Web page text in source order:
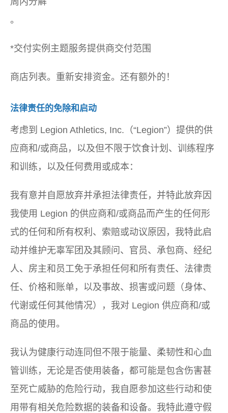
。
*交付实例主题服务提供商交付范围
商店列表。重新安排资金。还有额外的！
法律责任的免除和启动
考虑到 Legion Athletics, Inc.（“Legion”）提供的供
应商和/或商品，以及但不限于饮食计划、训练程序
和训练，以及任何费用或成本：
我有意并自愿放弃并承担法律责任，并特此放弃因
我使用 Legion 的供应商和/或商品而产生的任何形
式的任何和所有权利、索赔或动议原因，我特此启
动并维护无辜军团及其顾问、官员、承包商、经纪
人、房主和员工免于承担任何和所有责任、法律责
任、价格和账单，以及事故、损害或问题（身体、
代谢或任何其他情况），我对 Legion 供应商和/或
商品的使用。
我认为健康行动连同但不限于能量、柔韧性和心血
管训练，无论是否使用装备，都可能是包含伤害甚
至死亡威胁的危险行动，我自愿参加这些行动和使
用带有相关危险数据的装备和设备。我特此遵守假